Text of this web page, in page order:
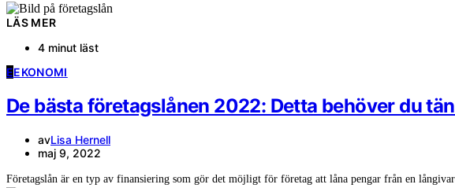
LÄS MER
4 minut läst
EEKONOMI
De bästa företagslånen 2022: Detta behöver du
avLisa Hernell
maj 9, 2022
Företagslån är en typ av finansiering som gör det möjligt för företag att låna pengar från en